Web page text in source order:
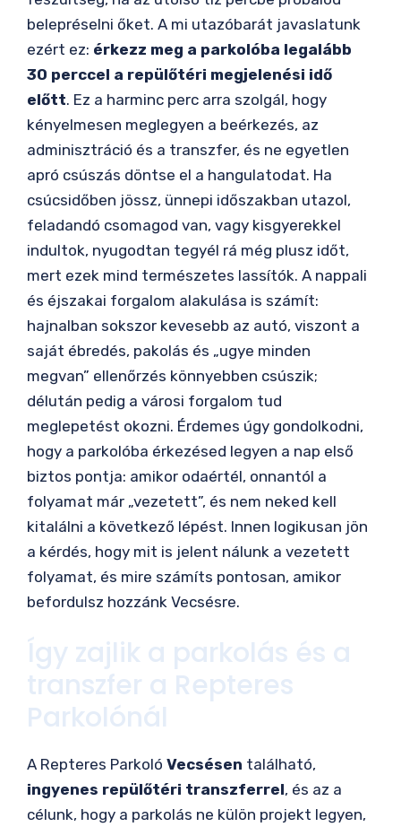
belepréselni őket. A mi utazóbarát javaslatunk
ezért ez: érkezz meg a parkolóba legalább
30 perccel a repülőtéri megjelenési idő
előtt. Ez a harminc perc arra szolgál, hogy
kényelmesen meglegyen a beérkezés, az
adminisztráció és a transzfer, és ne egyetlen
apró csúszás döntse el a hangulatodat. Ha
csúcsidőben jössz, ünnepi időszakban utazol,
feladandó csomagod van, vagy kisgyerekkel
indultok, nyugodtan tegyél rá még plusz időt,
mert ezek mind természetes lassítók. A nappali
és éjszakai forgalom alakulása is számít:
hajnalban sokszor kevesebb az autó, viszont a
saját ébredés, pakolás és „ugye minden
megvan” ellenőrzés könnyebben csúszik;
délután pedig a városi forgalom tud
meglepetést okozni. Érdemes úgy gondolkodni,
hogy a parkolóba érkezésed legyen a nap első
biztos pontja: amikor odaértél, onnantól a
folyamat már „vezetett”, és nem neked kell
kitalálni a következő lépést. Innen logikusan jön
a kérdés, hogy mit is jelent nálunk a vezetett
folyamat, és mire számíts pontosan, amikor
befordulsz hozzánk Vecsésre.
Így zajlik a parkolás és a
transzfer a Repteres
Parkolónál
A Repteres Parkoló Vecsésen található,
ingyenes repülőtéri transzferrel, és az a
célunk, hogy a parkolás ne külön projekt legyen,